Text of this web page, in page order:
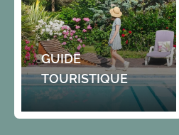
GUIDE
TOURISTIQUE